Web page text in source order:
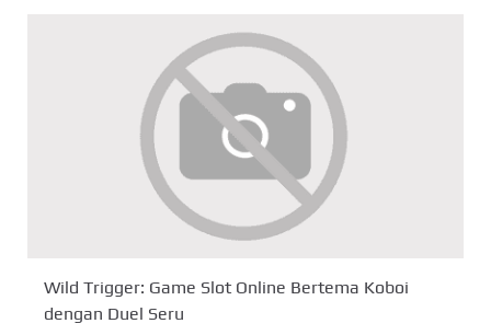
Wild Trigger: Game Slot Online Bertema Koboi
dengan Duel Seru